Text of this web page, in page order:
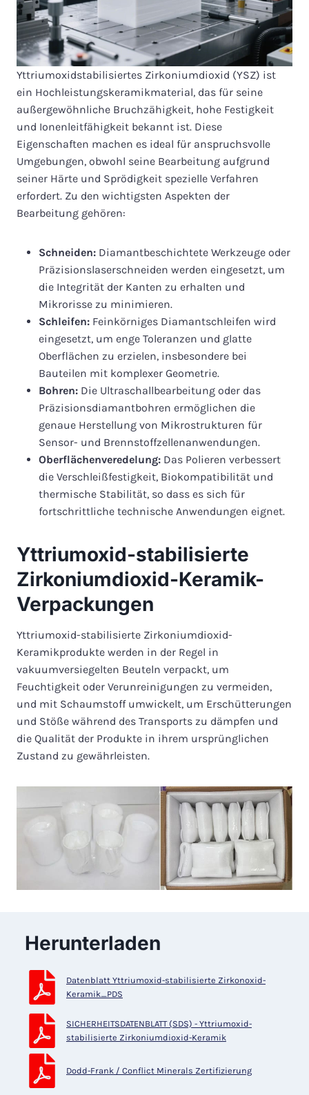
Yttriumoxidstabilisiertes Zirkoniumdioxid (YSZ) ist
ein Hochleistungskeramikmaterial, das für seine
außergewöhnliche Bruchzähigkeit, hohe Festigkeit
und Ionenleitfähigkeit bekannt ist. Diese
Eigenschaften machen es ideal für anspruchsvolle
Umgebungen, obwohl seine Bearbeitung aufgrund
seiner Härte und Sprödigkeit spezielle Verfahren
erfordert. Zu den wichtigsten Aspekten der
Bearbeitung gehören:
Schneiden: Diamantbeschichtete Werkzeuge oder
Präzisionslaserschneiden werden eingesetzt, um
die Integrität der Kanten zu erhalten und
Mikrorisse zu minimieren.
Schleifen: Feinkörniges Diamantschleifen wird
eingesetzt, um enge Toleranzen und glatte
Oberflächen zu erzielen, insbesondere bei
Bauteilen mit komplexer Geometrie.
Bohren: Die Ultraschallbearbeitung oder das
Präzisionsdiamantbohren ermöglichen die
genaue Herstellung von Mikrostrukturen für
Sensor- und Brennstoffzellenanwendungen.
Oberflächenveredelung: Das Polieren verbessert
die Verschleißfestigkeit, Biokompatibilität und
thermische Stabilität, so dass es sich für
fortschrittliche technische Anwendungen eignet.
Yttriumoxid-stabilisierte
Zirkoniumdioxid-Keramik-
Verpackungen
Yttriumoxid-stabilisierte Zirkoniumdioxid-
Keramikprodukte werden in der Regel in
vakuumversiegelten Beuteln verpackt, um
Feuchtigkeit oder Verunreinigungen zu vermeiden,
und mit Schaumstoff umwickelt, um Erschütterungen
und Stöße während des Transports zu dämpfen und
die Qualität der Produkte in ihrem ursprünglichen
Zustand zu gewährleisten.
Herunterladen
Datenblatt Yttriumoxid-stabilisierte Zirkonoxid-
Keramik_PDS
SICHERHEITSDATENBLATT (SDS) - Yttriumoxid-
stabilisierte Zirkoniumdioxid-Keramik
Dodd-Frank / Conflict Minerals Zertifizierung